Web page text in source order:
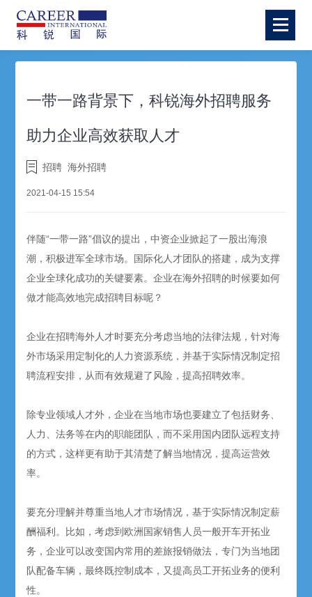
一带一路背景下，科锐海外招聘服务
助力企业高效获取人才
招聘 海外招聘
2021-04-15 15:54
伴随“一带一路”倡议的提出，中资企业掀起了一股出海浪
潮，积极进军全球市场。国际化人才团队的搭建，成为支撑
企业全球化成功的关键要素。企业在海外招聘的时候要如何
做才能高效地完成招聘目标呢？
企业在招聘海外人才时要充分考虑当地的法律法规，针对海
外市场采用定制化的人力资源系统，并基于实际情况制定招
聘流程安排，从而有效规避了风险，提高招聘效率。
除专业领域人才外，企业在当地市场也要建立了包括财务、
人力、法务等在内的职能团队，而不采用国内团队远程支持
的方式，这样更有助于其清楚了解当地情况，提高运营效
率。
要充分理解并尊重当地人才市场情况，基于实际情况制定薪
酬福利。比如，考虑到欧洲国家销售人员一般开车开拓业
务，企业可以改变国内常用的差旅报销做法，专门为当地团
队配备车辆，最终既控制成本，又提高员工开拓业务的便利
性。